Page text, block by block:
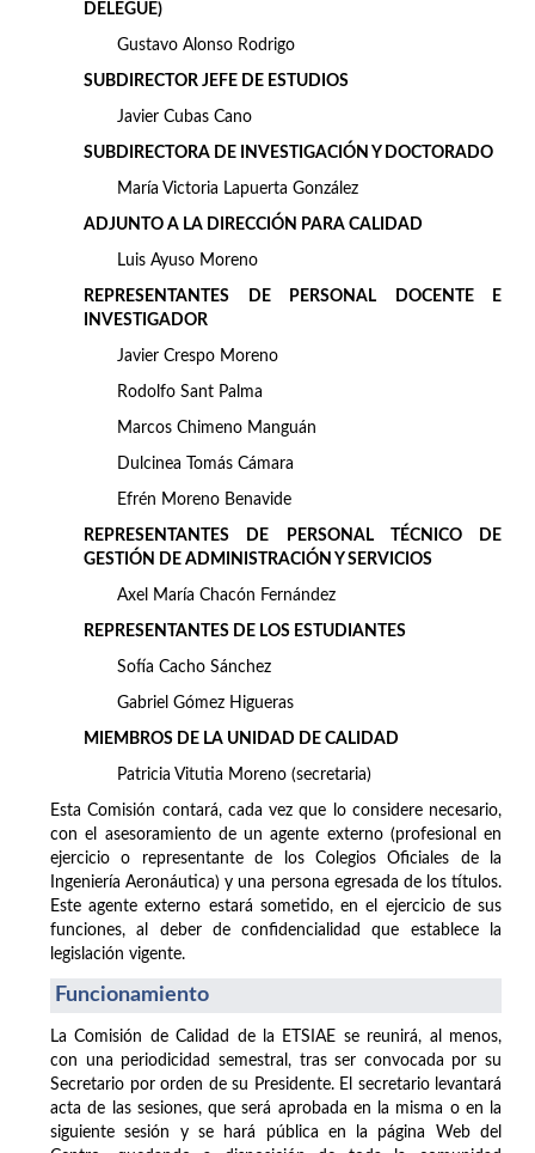
DELEGUE)
Gustavo Alonso Rodrigo
SUBDIRECTOR JEFE DE ESTUDIOS
Javier Cubas Cano
SUBDIRECTORA DE INVESTIGACIÓN Y DOCTORADO
María Victoria Lapuerta González
ADJUNTO A LA DIRECCIÓN PARA CALIDAD
Luis Ayuso Moreno
REPRESENTANTES DE PERSONAL DOCENTE E
INVESTIGADOR
Javier Crespo Moreno
Rodolfo Sant Palma
Marcos Chimeno Manguán
Dulcinea Tomás Cámara
Efrén Moreno Benavide
REPRESENTANTES DE PERSONAL TÉCNICO DE
GESTIÓN DE ADMINISTRACIÓN Y SERVICIOS
Axel María Chacón Fernández
REPRESENTANTES DE LOS ESTUDIANTES
Sofía Cacho Sánchez
Gabriel Gómez Higueras
MIEMBROS DE LA UNIDAD DE CALIDAD
Patricia Vitutia Moreno (secretaria)
Esta Comisión contará, cada vez que lo considere necesario,
con el asesoramiento de un agente externo (profesional en
ejercicio o representante de los Colegios Oficiales de la
Ingeniería Aeronáutica) y una persona egresada de los títulos.
Este agente externo estará sometido, en el ejercicio de sus
funciones, al deber de confidencialidad que establece la
legislación vigente.
Funcionamiento
La Comisión de Calidad de la ETSIAE se reunirá, al menos,
con una periodicidad semestral, tras ser convocada por su
Secretario por orden de su Presidente. El secretario levantará
acta de las sesiones, que será aprobada en la misma o en la
siguiente sesión y se hará pública en la página Web del